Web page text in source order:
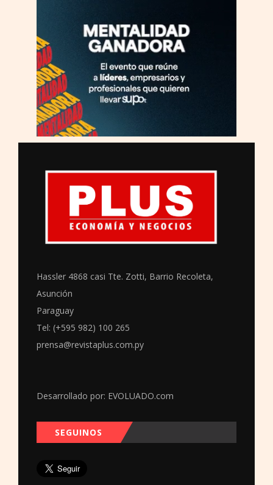
Hassler 4868 casi Tte. Zotti, Barrio Recoleta,
Asunción
Paraguay
Tel: (+595 982) 100 265
prensa@revistaplus.com.py
Desarrollado por: EVOLUADO.com
SEGUINOS